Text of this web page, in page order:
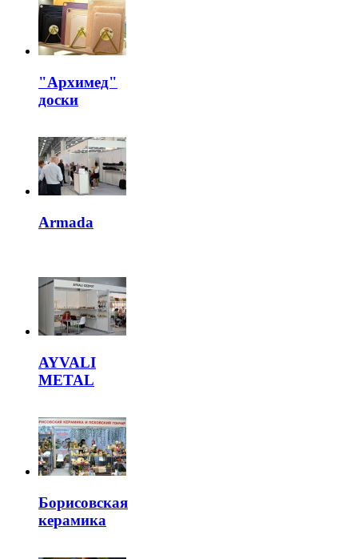
"Архимед"
доски
Armada
AYVALI
METAL
Борисовская
керамика